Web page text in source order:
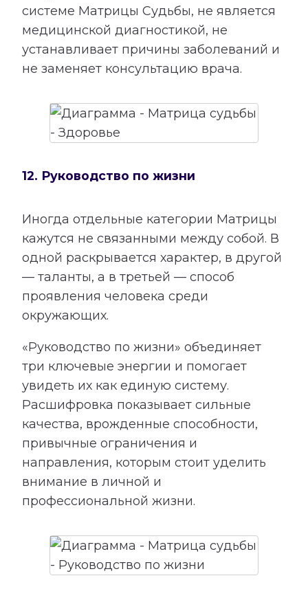
системе Матрицы Судьбы, не является
медицинской диагностикой, не
устанавливает причины заболеваний и
не заменяет консультацию врача.
12. Руководство по жизни
Иногда отдельные категории Матрицы
кажутся не связанными между собой. В
одной раскрывается характер, в другой
— таланты, а в третьей — способ
проявления человека среди
окружающих.
«Руководство по жизни» объединяет
три ключевые энергии и помогает
увидеть их как единую систему.
Расшифровка показывает сильные
качества, врожденные способности,
привычные ограничения и
направления, которым стоит уделить
внимание в личной и
профессиональной жизни.